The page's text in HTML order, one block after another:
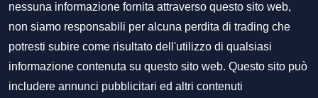
nessuna informazione fornita attraverso questo sito web,
non siamo responsabili per alcuna perdita di trading che
potresti subire come risultato dell'utilizzo di qualsiasi
informazione contenuta su questo sito web. Questo sito può
includere annunci pubblicitari ed altri contenuti